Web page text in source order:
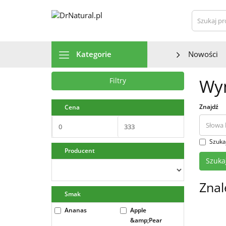
Kategorie Nowości
Filtry
Cena
Producent
Smak
Ananas
Apple
&amp;Pear
Znajdź